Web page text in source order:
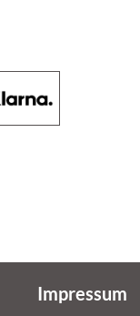
Impressum